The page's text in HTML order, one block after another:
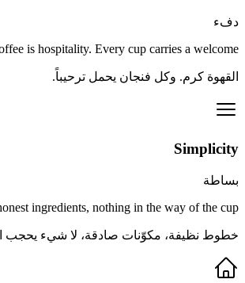
دفء
is hospitality. Every cup carries a welcome.
القهوة كرم. وكل فنجان يحمل ترحيباً.
Simplicity
بساطة
ingredients, nothing in the way of the cup.
خطوط نظيفة، مكوّنات صادقة، لا شيء يحجب